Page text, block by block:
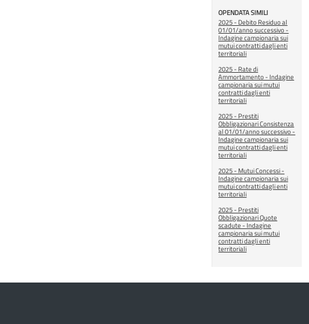
OPENDATA SIMILI
2025 - Debito Residuo al
01/01/anno successivo -
Indagine campionaria sui
mutui contratti dagli enti
territoriali
2025 - Rate di
Ammortamento - Indagine
campionaria sui mutui
contratti dagli enti
territoriali
2025 - Prestiti
Obbligazionari Consistenza
al 01/01/anno successivo -
Indagine campionaria sui
mutui contratti dagli enti
territoriali
2025 - Mutui Concessi -
Indagine campionaria sui
mutui contratti dagli enti
territoriali
2025 - Prestiti
Obbligazionari Quote
scadute - Indagine
campionaria sui mutui
contratti dagli enti
territoriali